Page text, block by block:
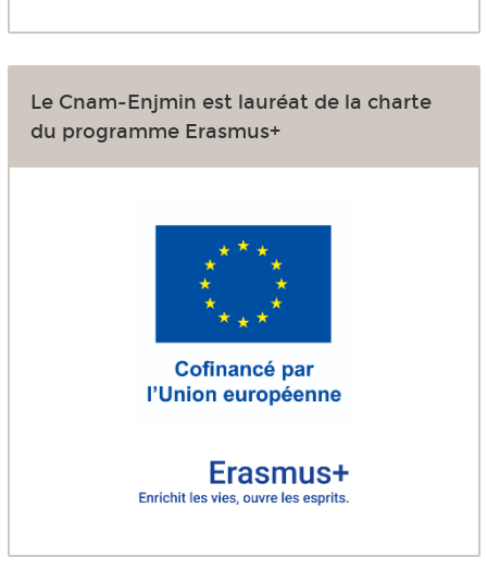
Le Cnam-Enjmin est lauréat de la charte
du programme Erasmus+